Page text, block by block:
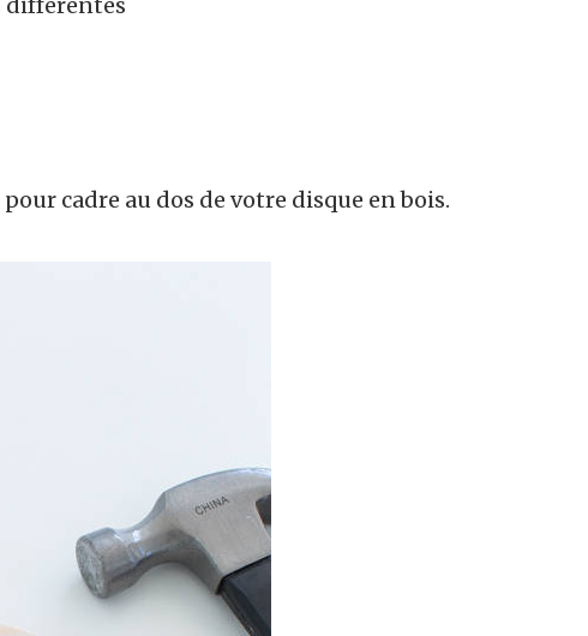
différentes
cadre au dos de votre disque en bois.